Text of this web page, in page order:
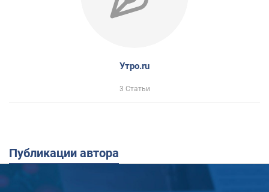
Утро.ru
3 Статьи
Публикации автора